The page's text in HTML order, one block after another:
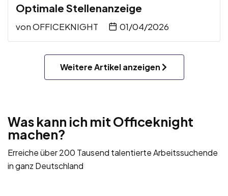
Optimale Stellenanzeige
vonOFFICEKNIGHT 01/04/2026
Weitere Artikel anzeigen
Was kann ich mit Officeknight
machen?
Erreiche über 200 Tausend talentierte Arbeitssuchende
in ganz Deutschland